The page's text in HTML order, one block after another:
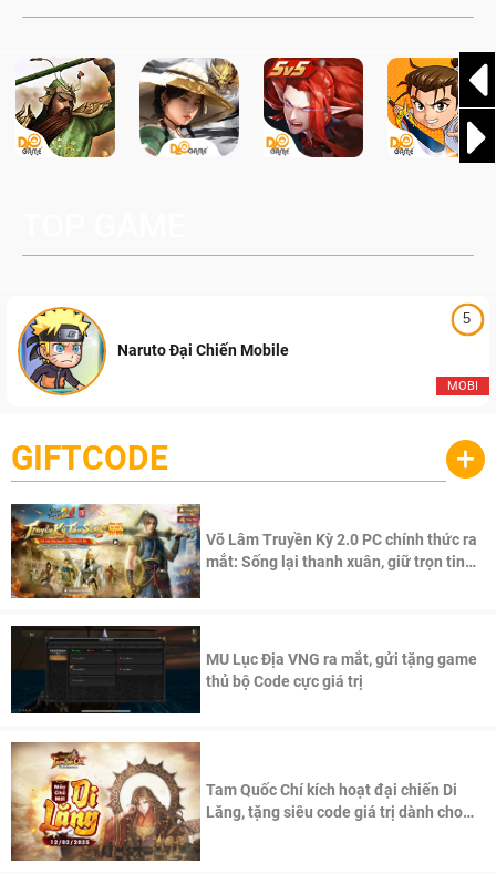
5
MOBI
Naruto Đại Chiến Mobile
GIFTCODE +
Võ Lâm Truyền Kỳ 2.0 PC chính thức ra
mắt: Sống lại thanh xuân, giữ trọn tinh
MU Lục Địa VNG ra mắt, gửi tặng game
thủ bộ Code cực giá trị
Tam Quốc Chí kích hoạt đại chiến Di
Lăng, tặng siêu code giá trị dành cho